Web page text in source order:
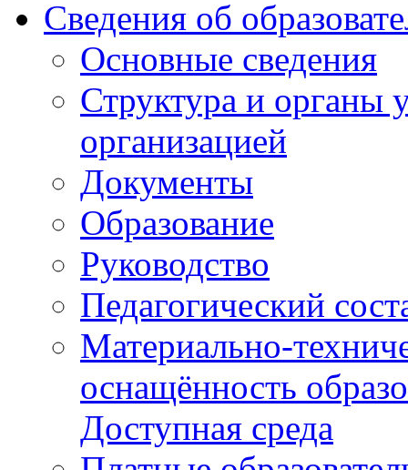
Сведения об
Основные сведения
Структура и органы
организацией
Документы
Образование
Руководство
Педагогический
Материально-
оснащённость
Доступная среда